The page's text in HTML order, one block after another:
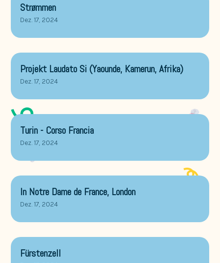
Strømmen
Dez. 17, 2024
Projekt Laudato Si (Yaounde, Kamerun, Afrika)
Dez. 17, 2024
Turin - Corso Francia
Dez. 17, 2024
In Notre Dame de France, London
Dez. 17, 2024
Fürstenzell